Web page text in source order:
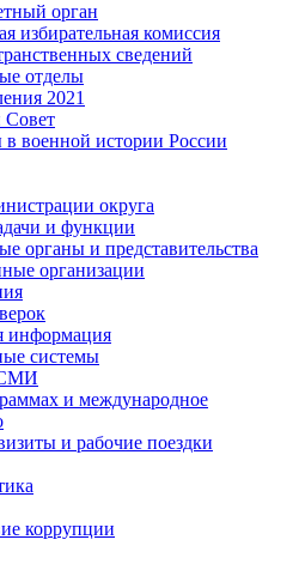
орган
избирательная комиссия
сведений
отделы
2021
военной истории России
округа
и функции
органы и представительства
организации
информация
системы
и международное
и рабочие поездки
коррупции